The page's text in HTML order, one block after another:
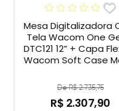
Mesa Digitalizadora
Tela Wacom One
DTC121 12” + Capa Flexível
Wacom Soft Case
De R$ 2.735,75
R$ 2.307,90